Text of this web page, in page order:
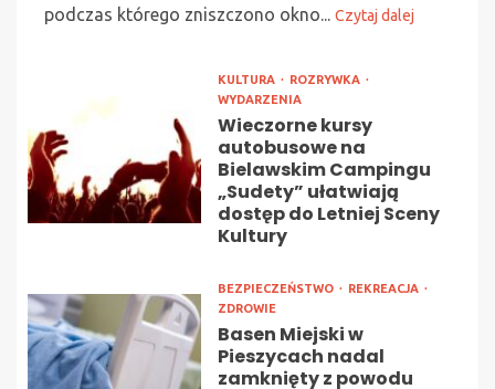
podczas którego zniszczono okno... Czytaj dalej
KULTURA
ROZRYWKA
WYDARZENIA
Wieczorne kursy
autobusowe na
Bielawskim Campingu
„Sudety” ułatwiają
dostęp do Letniej Sceny
Kultury
BEZPIECZEŃSTWO
REKREACJA
ZDROWIE
Basen Miejski w
Pieszycach nadal
zamknięty z powodu